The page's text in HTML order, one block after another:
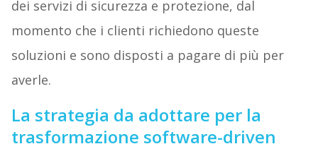
dei servizi di sicurezza e protezione, dal
momento che i clienti richiedono queste
soluzioni e sono disposti a pagare di più per
averle.
La strategia da adottare per la
trasformazione software-driven